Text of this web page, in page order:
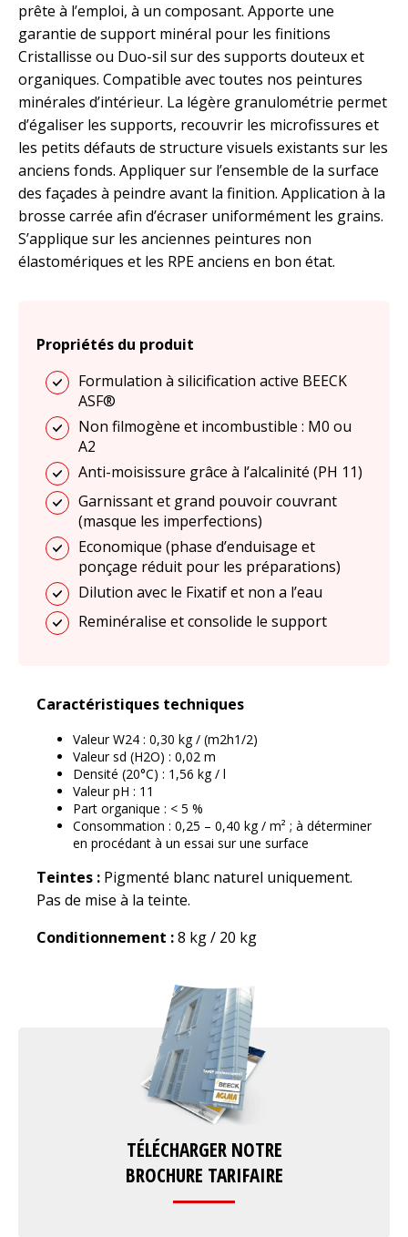
prête à l’emploi, à un composant. Apporte une
garantie de support minéral pour les finitions
Cristallisse ou Duo-sil sur des supports douteux et
organiques. Compatible avec toutes nos peintures
minérales d’intérieur. La légère granulométrie permet
d’égaliser les supports, recouvrir les microfissures et
les petits défauts de structure visuels existants sur les
anciens fonds. Appliquer sur l’ensemble de la surface
des façades à peindre avant la finition. Application à la
brosse carrée afin d’écraser uniformément les grains.
S’applique sur les anciennes peintures non
élastomériques et les RPE anciens en bon état.
Propriétés du produit
Formulation à silicification active BEECK
ASF®
Non filmogène et incombustible : M0 ou
A2
Anti-moisissure grâce à l’alcalinité (PH 11)
Garnissant et grand pouvoir couvrant
(masque les imperfections)
Economique (phase d’enduisage et
ponçage réduit pour les préparations)
Dilution avec le Fixatif et non a l’eau
Reminéralise et consolide le support
Caractéristiques techniques
Valeur W24 : 0,30 kg / (m2h1/2)
Valeur sd (H2O) : 0,02 m
Densité (20°C) : 1,56 kg / l
Valeur pH : 11
Part organique : < 5 %
Consommation : 0,25 – 0,40 kg / m² ; à déterminer
en procédant à un essai sur une surface
Teintes : Pigmenté blanc naturel uniquement.
Pas de mise à la teinte.
Conditionnement :8 kg / 20 kg
TÉLÉCHARGER NOTRE
BROCHURE TARIFAIRE